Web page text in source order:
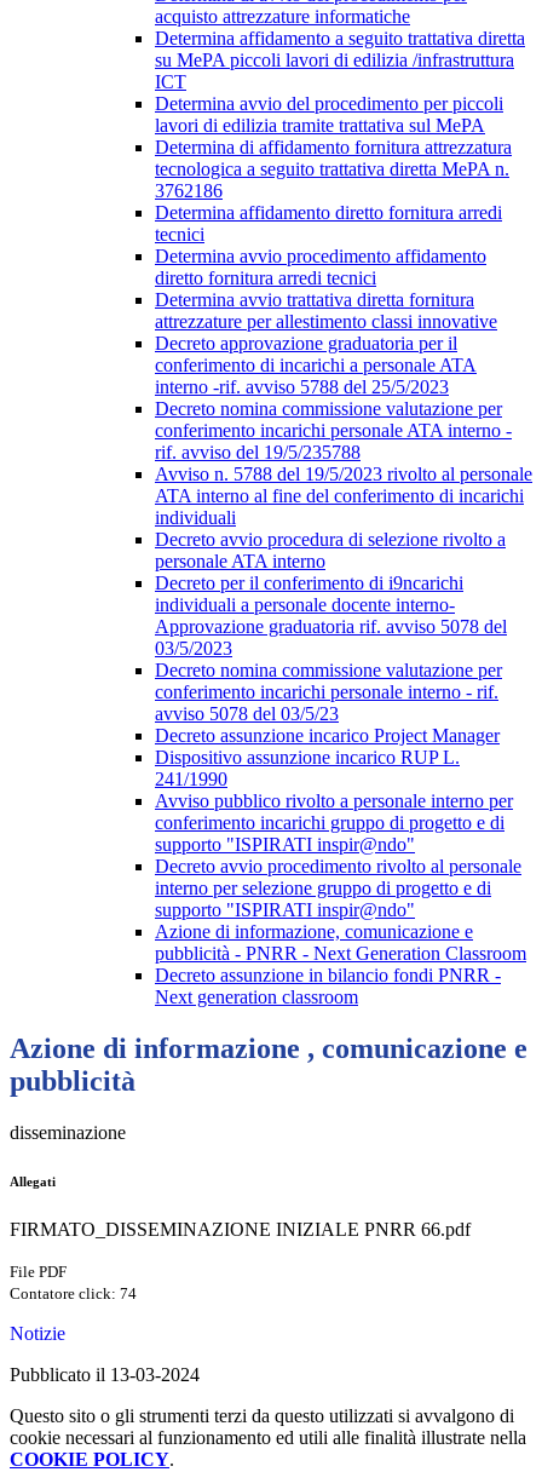
acquisto attrezzature informatiche
Determina affidamento a seguito trattativa diretta
su MePA piccoli lavori di edilizia /infrastruttura
ICT
Determina avvio del procedimento per piccoli
lavori di edilizia tramite trattativa sul MePA
Determina di affidamento fornitura attrezzatura
tecnologica a seguito trattativa diretta MePA n.
3762186
Determina affidamento diretto fornitura arredi
tecnici
Determina avvio procedimento affidamento
diretto fornitura arredi tecnici
Determina avvio trattativa diretta fornitura
attrezzature per allestimento classi innovative
Decreto approvazione graduatoria per il
conferimento di incarichi a personale ATA
interno -rif. avviso 5788 del 25/5/2023
Decreto nomina commissione valutazione per
conferimento incarichi personale ATA interno -
rif. avviso del 19/5/235788
Avviso n. 5788 del 19/5/2023 rivolto al personale
ATA interno al fine del conferimento di incarichi
individuali
Decreto avvio procedura di selezione rivolto a
personale ATA interno
Decreto per il conferimento di i9ncarichi
individuali a personale docente interno-
Approvazione graduatoria rif. avviso 5078 del
03/5/2023
Decreto nomina commissione valutazione per
conferimento incarichi personale interno - rif.
avviso 5078 del 03/5/23
Decreto assunzione incarico Project Manager
Dispositivo assunzione incarico RUP L.
241/1990
Avviso pubblico rivolto a personale interno per
conferimento incarichi gruppo di progetto e di
supporto "ISPIRATI inspir@ndo"
Decreto avvio procedimento rivolto al personale
interno per selezione gruppo di progetto e di
supporto "ISPIRATI inspir@ndo"
Azione di informazione, comunicazione e
pubblicità - PNRR - Next Generation Classroom
Decreto assunzione in bilancio fondi PNRR -
Next generation classroom
Azione di informazione , comunicazione e
pubblicità
disseminazione
Allegati
FIRMATO_DISSEMINAZIONE INIZIALE PNRR 66.pdf
File PDF
Contatore click: 74
Notizie
Pubblicato il 13-03-2024
Questo sito o gli strumenti terzi da questo utilizzati si avvalgono di
cookie necessari al funzionamento ed utili alle finalità illustrate nella
COOKIE POLICY.